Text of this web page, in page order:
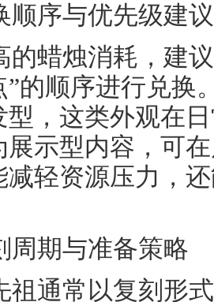
顺序与优先级建议
的蜡烛消耗，建
的顺序进行兑换
型，这类外观在
展示型内容，可
减轻资源压力，
周期与准备策略
祖通常以复刻形